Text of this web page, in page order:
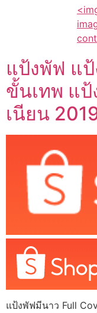
แป้งพัฟ แ
ขั้นเทพ แ
เนียน
แป้งพัฟมีนาว Full